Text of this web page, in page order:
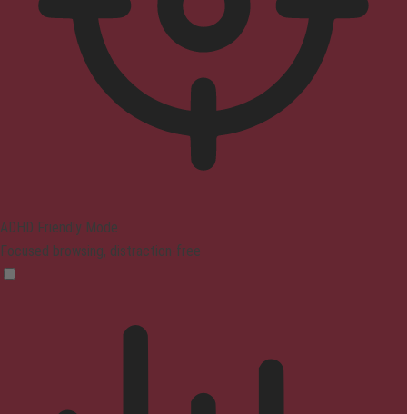
ADHD Friendly Mode
Focused browsing, distraction-free